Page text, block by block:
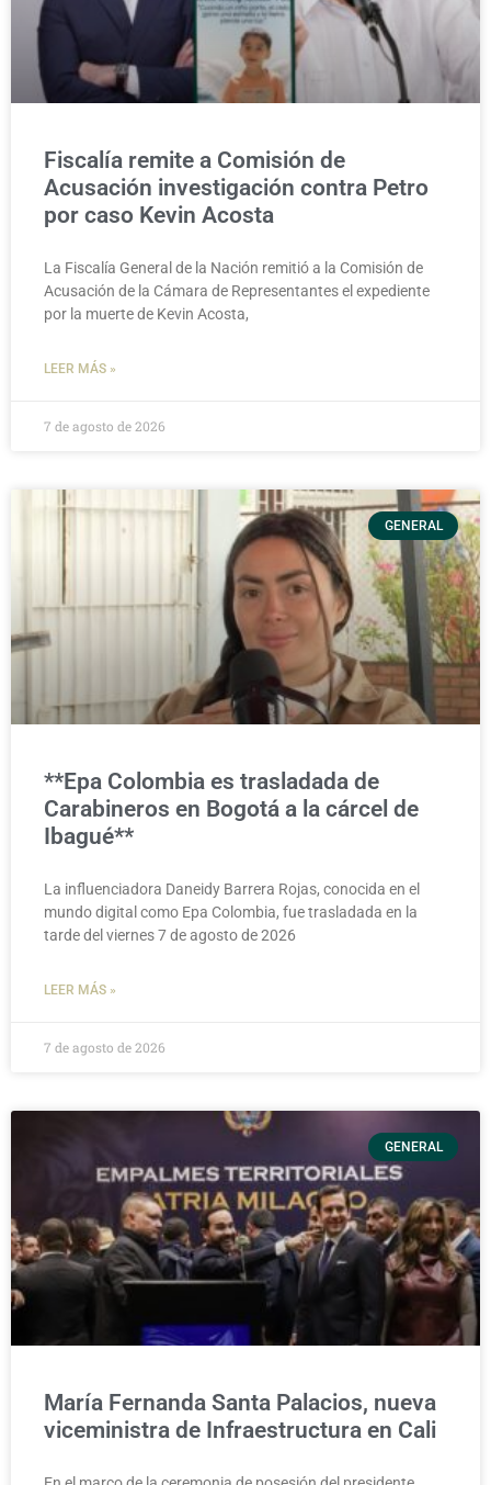
Fiscalía remite a Comisión de
Acusación investigación contra Petro
por caso Kevin Acosta
La Fiscalía General de la Nación remitió a la Comisión de
Acusación de la Cámara de Representantes el expediente
por la muerte de Kevin Acosta,
LEER MÁS »
7 de agosto de 2026
GENERAL
**Epa Colombia es trasladada de
Carabineros en Bogotá a la cárcel de
Ibagué**
La influenciadora Daneidy Barrera Rojas, conocida en el
mundo digital como Epa Colombia, fue trasladada en la
tarde del viernes 7 de agosto de 2026
LEER MÁS »
7 de agosto de 2026
GENERAL
María Fernanda Santa Palacios, nueva
viceministra de Infraestructura en Cali